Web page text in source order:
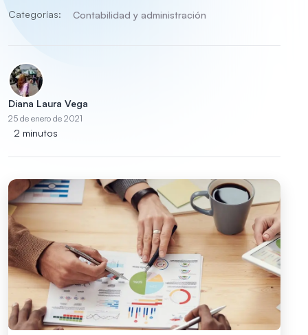
Categorías: Contabilidad y administración
Diana Laura Vega
25 de enero de 2021
2 minutos